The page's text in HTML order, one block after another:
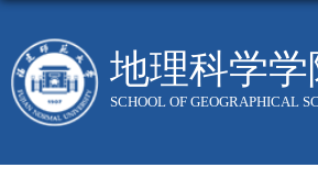
地理科学
SCHOOL OF GEOGRAPHICAL